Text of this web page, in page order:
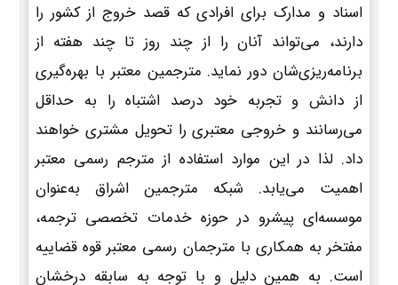
اسناد و مدارک برای افرادی که قصد خروج از کشور را
دارند، می‌تواند آنان را از چند روز تا چند هفته از
برنامه‌ریزی‌شان دور نماید. مترجمین معتبر با بهره‌گیری
از دانش و تجربه خود درصد اشتباه را به حداقل
می‌رسانند و خروجی معتبری را تحویل مشتری خواهند
داد. لذا در این موارد استفاده از مترجم رسمی معتبر
اهمیت می‌یابد. شبکه مترجمین اشراق به‌عنوان
موسسه‌ای پیشرو در حوزه خدمات تخصصی ترجمه،
مفتخر به همکاری با مترجمان رسمی معتبر قوه قضاییه
است. به همین دلیل و با توجه به سابقه درخشان